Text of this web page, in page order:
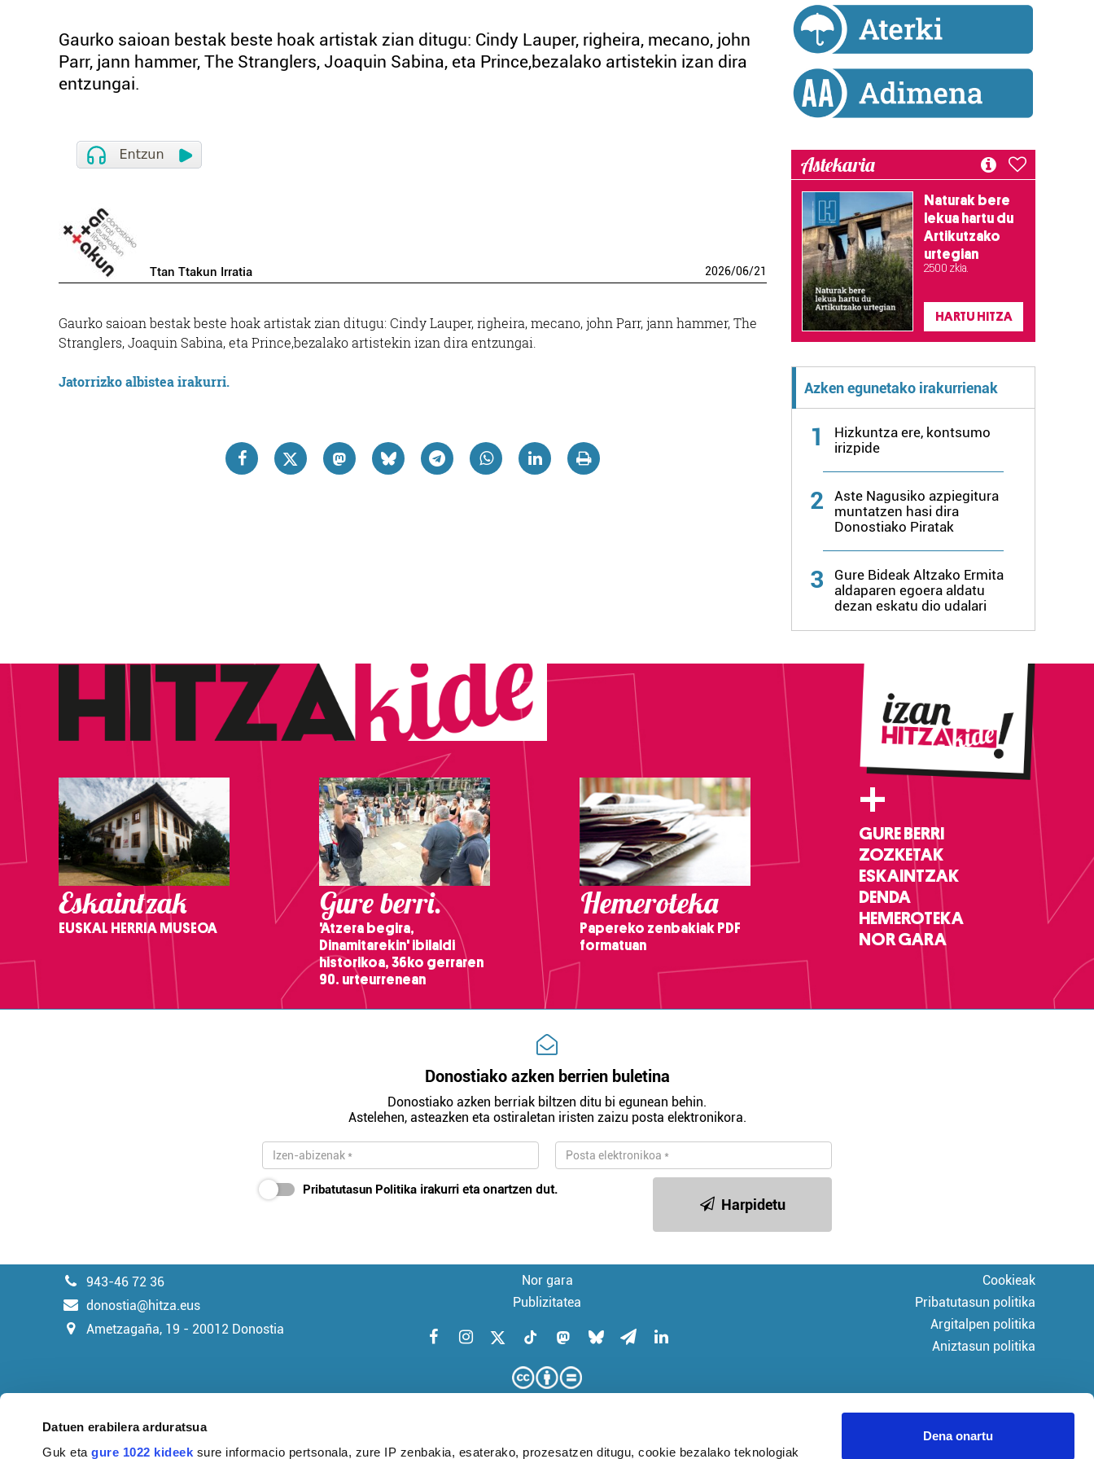
Datuen erabilera arduratsua
Guk etagure 1022 kideek sure informacio pertsonala, zure IP zenbakia, esaterako, prozesatzen ditugu, cookie bezalako teknologiak
Dena onartu
Gaurko saioan bestak beste hoak artistak zian ditugu: Cindy Lauper, righeira, mecano, john
Parr, jann hammer, The Stranglers, Joaquin Sabina, eta Prince,bezalako artistekin izan dira
entzungai.
Ttan Ttakun Irratia 2026/06/21
Gaurko saioan bestak beste hoak artistak zian ditugu: Cindy Lauper, righeira, mecano, john Parr, jann hammer, The
Stranglers, Joaquin Sabina, eta Prince,bezalako artistekin izan dira entzungai.
Jatorrizko albistea irakurri.
Astekaria
Naturak bere
lekua hartu du
Artikutzako
urtegian
2.500 zkia.
HARTU HITZA
Azken egunetako irakurrienak
1
Hizkuntza ere, kontsumo
irizpide
2
Aste Nagusiko azpiegitura
muntatzen hasi dira
Donostiako Piratak
3
Gure Bideak Altzako Ermita
aldaparen egoera aldatu
dezan eskatu dio udalari
Eskaintzak
EUSKAL HERRIA MUSEOA
Gure berri.
'Atzera begira,
Dinamitarekin' ibilaldi
historikoa, 36ko gerraren
90. urteurrenean
Hemeroteka
Papereko zenbakiak PDF
formatuan
+
GURE BERRI
ZOZKETAK
ESKAINTZAK
DENDA
HEMEROTEKA
NOR GARA
Donostiako azken berrien buletina
Donostiako azken berriak biltzen ditu bi egunean behin.
Astelehen, asteazken eta ostiraletan iristen zaizu posta elektronikora.
Pribatutasun Politika irakurri eta onartzen dut.
Harpidetu
943-46 72 36
donostia@hitza.eus
Ametzagaña, 19 - 20012 Donostia
Nor gara
Publizitatea
Cookieak
Pribatutasun politika
Argitalpen politika
Aniztasun politika